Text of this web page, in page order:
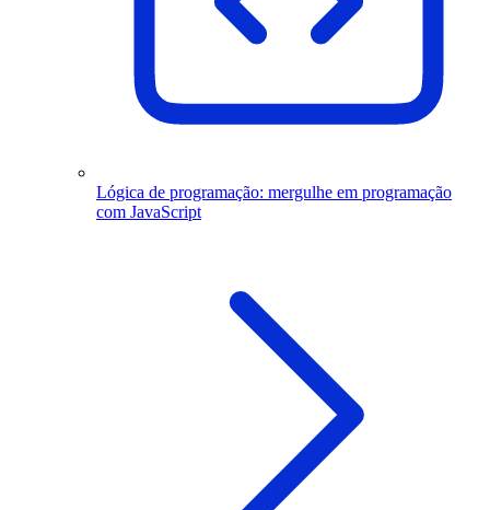
Lógica de programação: mergulhe em programação
com JavaScript